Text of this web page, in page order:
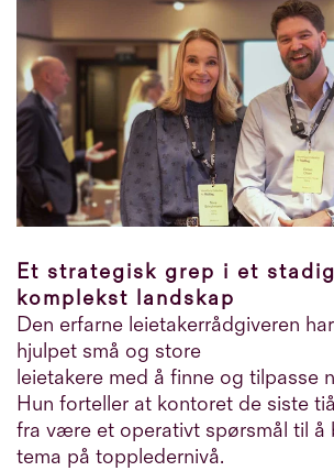
Et strategisk grep i et
komplekst landskap
Den erfarne leietakerrådgiveren
hjulpet små og store
leietakere med å finne og tilpasse
Hun forteller at kontoret de siste ti
fra være et operativt spørsmål til å
tema på toppledernivå.